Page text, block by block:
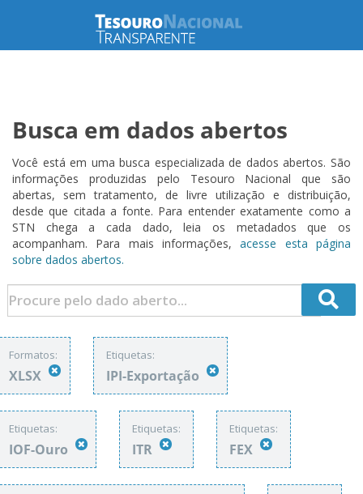
Busca em dados abertos
Você está em uma busca especializada de dados abertos. São
informações produzidas pelo Tesouro Nacional que são
abertas, sem tratamento, de livre utilização e distribuição,
desde que citada a fonte. Para entender exatamente como a
STN chega a cada dado, leia os metadados que os
acompanham. Para mais informações,acesse esta página
sobre dados abertos.
Formatos:
XLSX
Etiquetas:
IPI-Exportação
Etiquetas:
IOF-Ouro
Etiquetas:
ITR
Etiquetas:
FEX